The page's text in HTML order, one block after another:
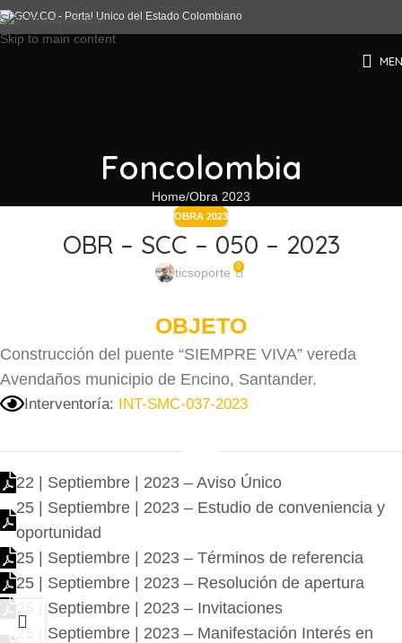
Skip to navigation
Skip to main content
Foncolombia
Home Obra 2023
OBRA 2023
OBR – SCC – 050 – 2023
ticsoporte 0
OBJETO
Construcción del puente “SIEMPRE VIVA” vereda
Avendaños municipio de Encino, Santander.
Interventoría: INT-SMC-037-2023
22 | Septiembre | 2023 – Aviso Único
25 | Septiembre | 2023 – Estudio de conveniencia y
oportunidad
25 | Septiembre | 2023 – Términos de referencia
25 | Septiembre | 2023 – Resolución de apertura
25 | Septiembre | 2023 – Invitaciones
25 | Septiembre | 2023 – Manifestación Interés en